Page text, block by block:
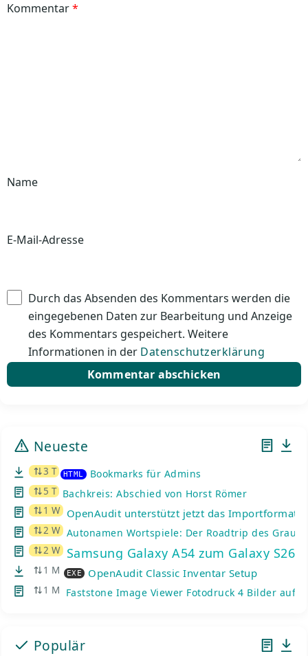
Kommentar*
Name
E-Mail-Adresse
Durch das Absenden des Kommentars werden die
eingegebenen Daten zur Bearbeitung und Anzeige
des Kommentars gespeichert. Weitere
Informationen in der Datenschutzerklärung
Neueste
3 T HTML Bookmarks für Admins
5 T Bachkreis: Abschied von Horst Römer
1 W OpenAudit unterstützt jetzt das Importformat
2 W Autonamen Wortspiele: Der Roadtrip des
2 W Samsung Galaxy A54 zum Galaxy
1 M EXE OpenAudit Classic Inventar Setup
1 M Faststone Image Viewer Fotodruck 4 Bilder auf
Populär